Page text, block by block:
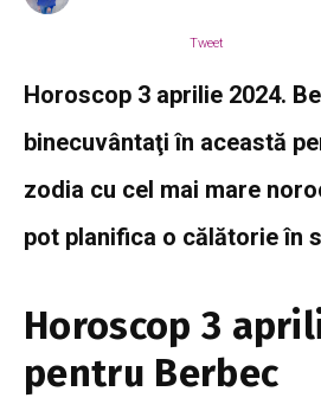
Tweet
Horoscop 3 aprilie 2024.
binecuvântaţi în această
zodia cu cel mai mare
pot planifica o călătorie în
Horoscop 3
pentru Berbec